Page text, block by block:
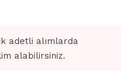
adetli alımlarda
alabilirsiniz.